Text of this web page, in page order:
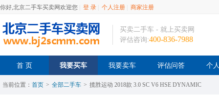
你好,北京二手车买卖网欢迎您 登 录 个人注册 商家注册
买卖二手车 - 就上买卖网
评估咨询:400-836-7988
首 页 我要买车 我要卖车 评估问答 个
当前位置： 首页 > 全部二手车 > 揽胜运动 2018款 3.0 SC V6 HSE DYNAMIC